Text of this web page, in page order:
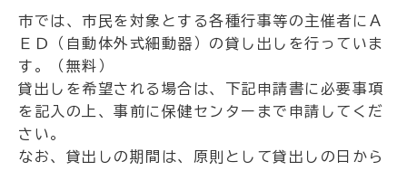
市では、市民を対象とする各種行事等の主催者にＡ
ＥＤ（自動体外式細動器）の貸し出しを行っていま
す。（無料）
貸出しを希望される場合は、下記申請書に必要事項
を記入の上、事前に保健センターまで申請してくだ
さい。
なお、貸出しの期間は、原則として貸出しの日から